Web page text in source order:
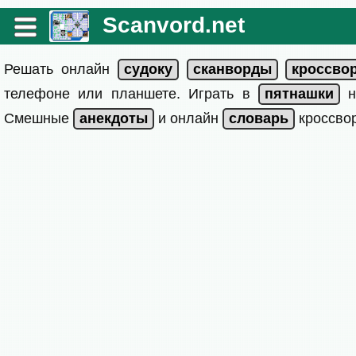
Scanvord.net
Решать онлайн
телефоне или планшете. Играть в
Смешные
и онлайн